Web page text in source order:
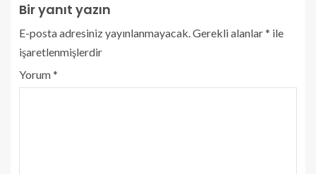
Bir yanıt yazın
E-posta adresiniz yayınlanmayacak.Gerekli alanlar* ile
işaretlenmişlerdir
Yorum*